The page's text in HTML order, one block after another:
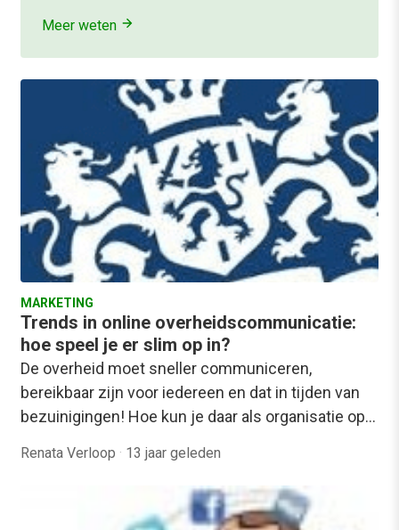
Meer weten
MARKETING
Trends in online overheidscommunicatie:
hoe speel je er slim op in?
De overheid moet sneller communiceren,
bereikbaar zijn voor iedereen en dat in tijden van
bezuinigingen! Hoe kun je daar als organisatie op…
Renata Verloop · 13 jaar geleden